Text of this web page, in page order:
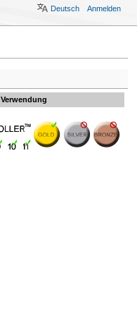
Verwendung
Deutsch Anmelden